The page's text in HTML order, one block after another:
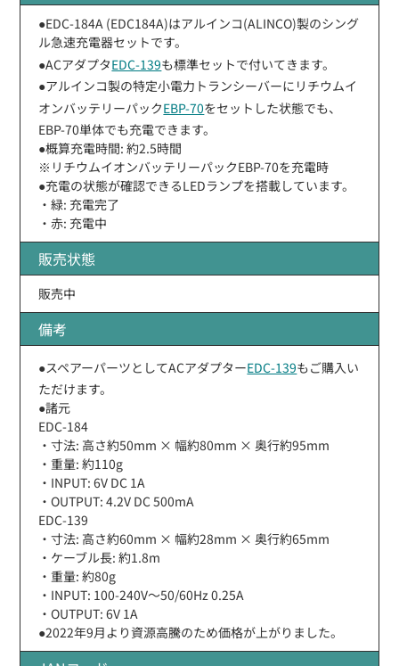
●EDC-184A (EDC184A)はアルインコ(ALINCO)製のシング
ル急速充電器セットです。
●ACアダプタEDC-139も標準セットで付いてきます。
●アルインコ製の特定小電力トランシーバーにリチウムイ
オンバッテリーパックEBP-70をセットした状態でも、
EBP-70単体でも充電できます。
●概算充電時間: 約2.5時間
※リチウムイオンバッテリーパックEBP-70を充電時
●充電の状態が確認できるLEDランプを搭載しています。
・緑: 充電完了
・赤: 充電中
販売状態
販売中
備考
●スペアーパーツとしてACアダプターEDC-139もご購入い
ただけます。
●諸元
EDC-184
・寸法: 高さ約50mm × 幅約80mm × 奥行約95mm
・重量: 約110g
・INPUT: 6V DC 1A
・OUTPUT: 4.2V DC 500mA
EDC-139
・寸法: 高さ約60mm × 幅約28mm × 奥行約65mm
・ケーブル長: 約1.8m
・重量: 約80g
・INPUT: 100-240V〜50/60Hz 0.25A
・OUTPUT: 6V 1A
●2022年9月より資源高騰のため価格が上がりました。